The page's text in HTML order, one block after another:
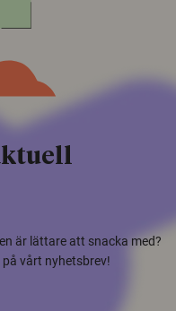
är lättare att snacka med?
vårt nyhetsbrev!